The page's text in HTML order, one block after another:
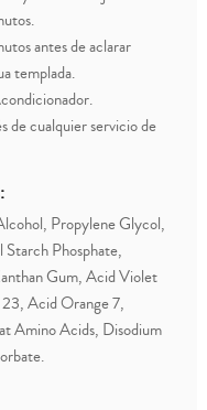
antes de aclarar
templada.
de cualquier servicio de
Propylene Glycol,
Phosphate,
Gum, Acid Violet
Acid Orange 7,
Amino Acids, Disodium